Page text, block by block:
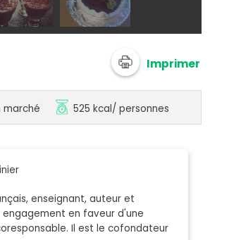
Imprimer
marché 525 kcal/ personnes
enseignant, auteur et
en faveur d'une
Il est le cofondateur